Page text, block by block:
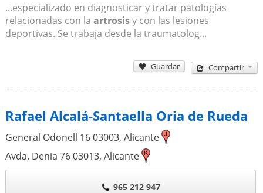
...especializado en diagnosticar y tratar patologías
relacionadas con la artrosisy con las lesiones
deportivas. Se trabaja desde la traumatolog...
Guardar Compartir
Rafael Alcalá-Santaella Oria de Rueda
General Odonell 1603003, Alicante
Avda. Denia 7603013, Alicante
965 212 947